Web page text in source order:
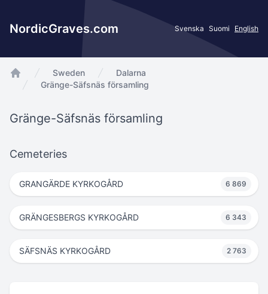
NordicGraves.com Svenska Suomi English
app.Start
Sweden
Dalarna
Gränge-Säfsnäs församling
Gränge-Säfsnäs församling
Cemeteries
GRANGÄRDE KYRKOGÅRD 6 869
GRÄNGESBERGS KYRKOGÅRD 6 343
SÄFSNÄS KYRKOGÅRD 2 763